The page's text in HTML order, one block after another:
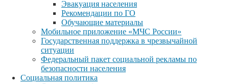
Эвакуация населения
Рекомендации по ГО
Обучающие материалы
Мобильное приложение «МЧС России»
Государственная поддержка в чрезвычайной
ситуации
Федеральный пакет социальной рекламы по
безопасности населения
Социальная политика